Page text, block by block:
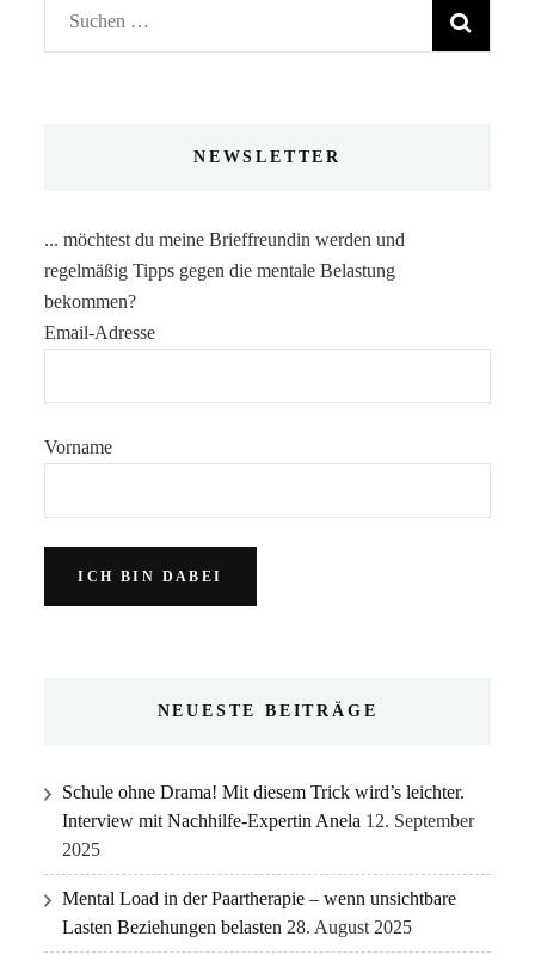
Suchen
nach:
NEWSLETTER
... möchtest du meine Brieffreundin werden und
regelmäßig Tipps gegen die mentale Belastung
bekommen?
Email-Adresse
Vorname
NEUESTE BEITRÄGE
Schule ohne Drama! Mit diesem Trick wird’s leichter.
Interview mit Nachhilfe-Expertin Anela 12. September
2025
Mental Load in der Paartherapie – wenn unsichtbare
Lasten Beziehungen belasten 28. August 2025